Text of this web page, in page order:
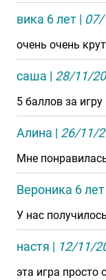
вика 6 лет | 07/
очень очень
саша | 28/11/
5 баллов за игру
Алина | 26/11/
Мне
Вероника 6 лет
У нас
настя | 12/11/
эта игра просто